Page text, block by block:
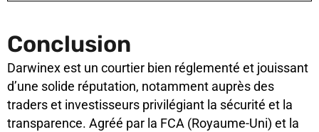
Conclusion
Darwinex est un courtier bien réglementé et jouissant
d’une solide réputation, notamment auprès des
traders et investisseurs privilégiant la sécurité et la
transparence. Agréé par la FCA (Royaume-Uni) et la